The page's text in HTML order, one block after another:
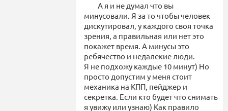
А я и не думал что вы
минусовали. Я за то чтобы человек
дискутировал, у каждого своя точка
зрения, а правильная или нет это
покажет время. А минусы это
ребячество и недалекие люди.
Я не подхожу каждые 10 минут) Но
просто допустим у меня стоит
механика на КПП, пейджер и
секретка. Если кто будет что снимать
я увижу или узнаю) Как правило